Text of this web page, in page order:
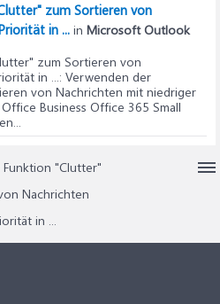
zum Sortieren von
in ... in Microsoft Outlook
zum Sortieren von
in ...: Verwenden der
von Nachrichten mit niedriger
Business Office 365 Small
"Clutter"
Nachrichten
in ...